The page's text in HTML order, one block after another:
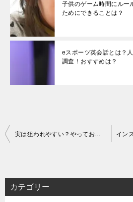
子供のゲーム時間にルー
ためにできることは？
eスポーツ英会話とは？
調査！おすすめは？
投
ビ
ゲ
実は狙われやすい？やっておくべきWordPressのセキュリティ対策5つ
カテゴリー